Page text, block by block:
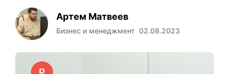
Артем Матвеев
Бизнес и менеджмент 02.08.2023